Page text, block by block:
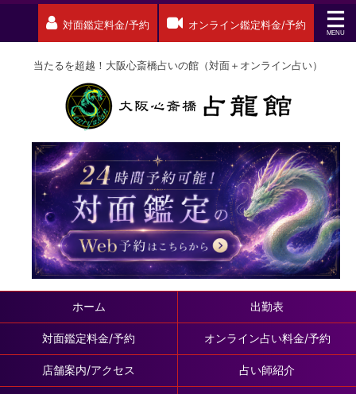
対面鑑定料金/予約 オンライン鑑定料金/予約
当たるを超越！大阪心斎橋占いの館（対面＋オンライン占い）
ホーム 出勤表
対面鑑定料金/予約 オンライン占い料金/予約
店舗案内/アクセス 占い師紹介